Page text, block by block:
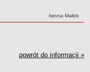
Autor:
Iwona Małek
powrót do informacji »